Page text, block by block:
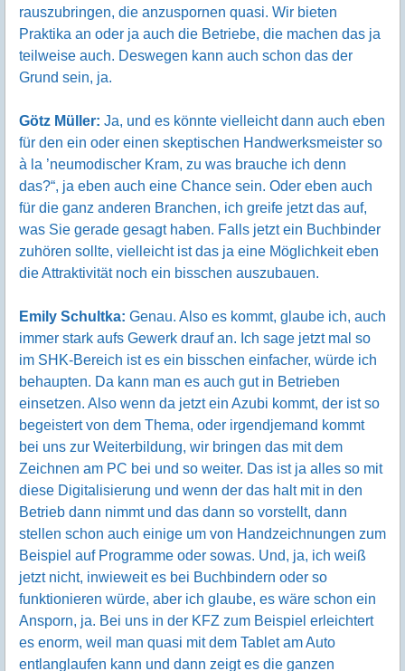
rauszubringen, die anzuspornen quasi. Wir bieten
Praktika an oder ja auch die Betriebe, die machen das ja
teilweise auch. Deswegen kann auch schon das der
Grund sein, ja.
Götz Müller: Ja, und es könnte vielleicht dann auch eben
für den ein oder einen skeptischen Handwerksmeister so
à la ’neumodischer Kram, zu was brauche ich denn
das?“, ja eben auch eine Chance sein. Oder eben auch
für die ganz anderen Branchen, ich greife jetzt das auf,
was Sie gerade gesagt haben. Falls jetzt ein Buchbinder
zuhören sollte, vielleicht ist das ja eine Möglichkeit eben
die Attraktivität noch ein bisschen auszubauen.
Emily Schultka: Genau. Also es kommt, glaube ich, auch
immer stark aufs Gewerk drauf an. Ich sage jetzt mal so
im SHK-Bereich ist es ein bisschen einfacher, würde ich
behaupten. Da kann man es auch gut in Betrieben
einsetzen. Also wenn da jetzt ein Azubi kommt, der ist so
begeistert von dem Thema, oder irgendjemand kommt
bei uns zur Weiterbildung, wir bringen das mit dem
Zeichnen am PC bei und so weiter. Das ist ja alles so mit
diese Digitalisierung und wenn der das halt mit in den
Betrieb dann nimmt und das dann so vorstellt, dann
stellen schon auch einige um von Handzeichnungen zum
Beispiel auf Programme oder sowas. Und, ja, ich weiß
jetzt nicht, inwieweit es bei Buchbindern oder so
funktionieren würde, aber ich glaube, es wäre schon ein
Ansporn, ja. Bei uns in der KFZ zum Beispiel erleichtert
es enorm, weil man quasi mit dem Tablet am Auto
entlanglaufen kann und dann zeigt es die ganzen